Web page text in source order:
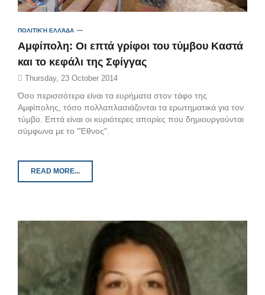
ΠΟΛΙΤΙΚΉ ΕΛΛΆΔΑ
Αμφίπολη: Οι επτά γρίφοι του τύμβου Καστά
και το κεφάλι της Σφίγγας
Thursday, 23 October 2014
Όσο περισσότερα είναι τα ευρήματα στον τάφο της
Αμφίπολης, τόσο πολλαπλασιάζονται τα ερωτηματικά για τον
τύμβο. Επτά είναι οι κυριότερες απορίες που δημιουργούνται
σύμφωνα με το "Έθνος".
READ MORE...